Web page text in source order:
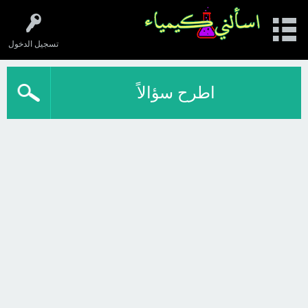
تسجيل الدخول
اطرح سؤالاً